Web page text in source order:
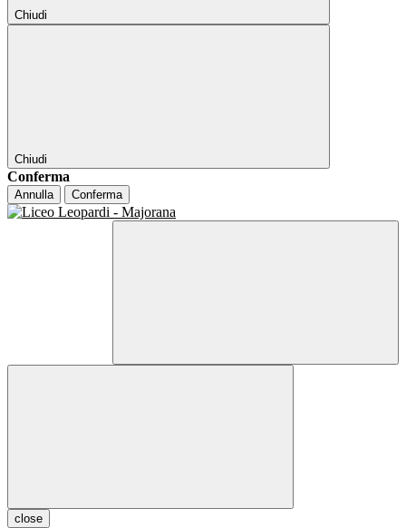
Chiudi
Chiudi
Conferma
Annulla Conferma
close